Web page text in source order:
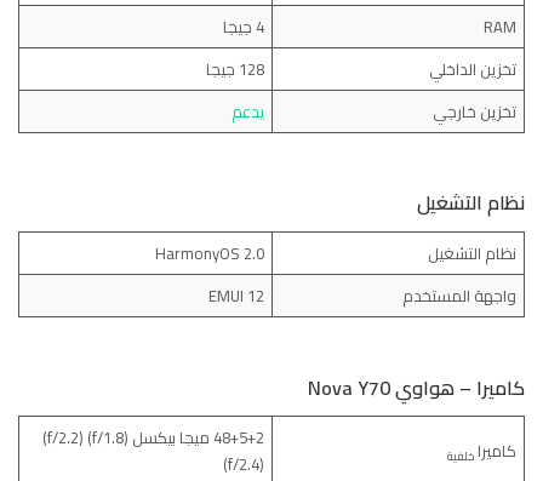
RAM
4 جيجا
تخزين الداخلي
128 جيجا
تخزين خارجي
يدعم
نظام التشغيل
نظام التشغيل
HarmonyOS 2.0
واجهة المستخدم
EMUI 12
كاميرا – هواوي Nova Y70
كاميراخلفية
48+5+2 ميجا بيكسل (f/1.8) (f/2.2)
(f/2.4)